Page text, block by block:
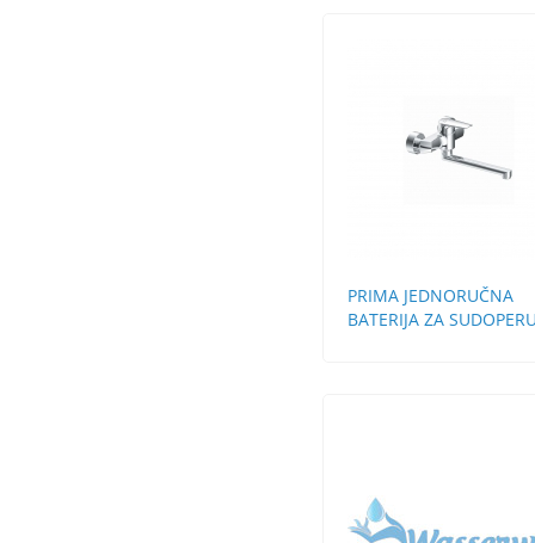
PRIMA JEDNORUČNA
BATERIJA ZA